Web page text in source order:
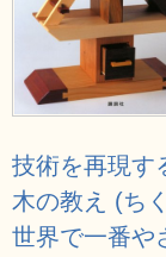
技術を再現
木の教え (ち
世界で一番や